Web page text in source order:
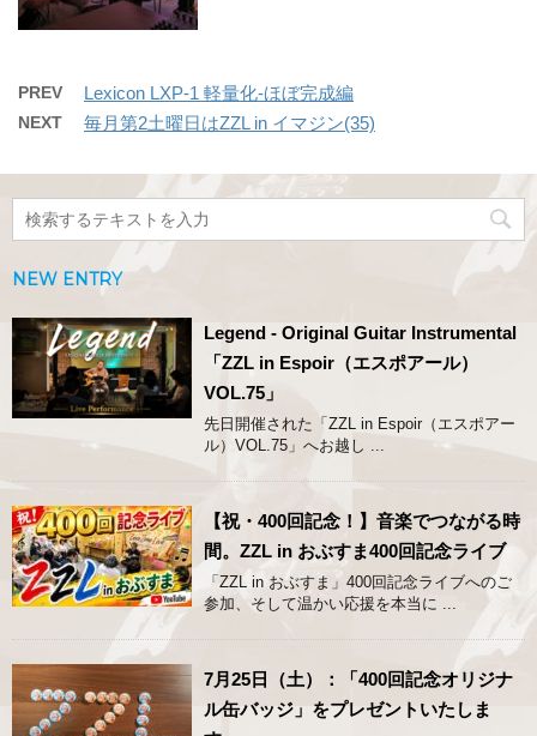
PREV Lexicon LXP-1 軽量化-ほぼ完成編
NEXT 毎月第2土曜日はZZL in イマジン(35)
NEW ENTRY
Legend - Original Guitar Instrumental
「ZZL in Espoir（エスポアール）
VOL.75」
先日開催された「ZZL in Espoir（エスポアー
ル）VOL.75」へお越し ...
【祝・400回記念！】音楽でつながる時
間。ZZL in おぶすま400回記念ライブ
「ZZL in おぶすま」400回記念ライブへのご
参加、そして温かい応援を本当に ...
7月25日（土）：「400回記念オリジナ
ル缶バッジ」をプレゼントいたしま